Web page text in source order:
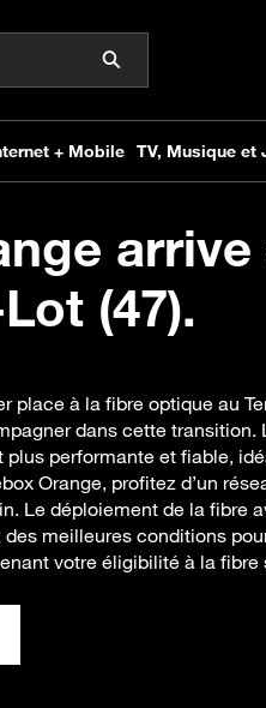
arrive
(47).
place à la fibre optique au
dans cette transition.
performante et fiable,
Orange, profitez d’un
Le déploiement de la fibre
meilleures conditions
votre éligibilité à la fibre